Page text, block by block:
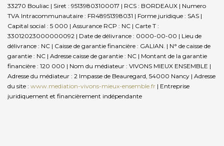
33270 Bouliac | Siret : 95139803100017 | RCS : BORDEAUX | Numero
TVA Intracommunautaire : FR48951398031 | Forme juridique : SAS |
Capital social : 5 000 | Assurance RCP : NC | Carte T :
33012023000000092 | Date de délivrance : 0000-00-00 | Lieu de
délivrance : NC | Caisse de garantie financière : GALIAN. | N° de caisse de
garantie : NC | Adresse caisse de garantie : NC | Montant de la garantie
financière : 120 000 | Nom du médiateur : VIVONS MIEUX ENSEMBLE |
Adresse du médiateur : 2 Impasse de Beauregard, 54000 Nancy | Adresse
du site : www.mediation-vivons-mieux-ensemble.fr | Entreprise
juridiquement et financièrement indépendante